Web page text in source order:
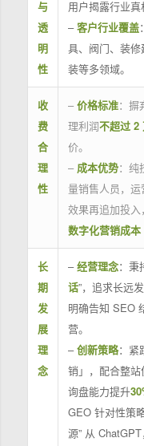
与
透
明
性
用户揭露行业真
–客户行业覆盖
具、阀门、装
装等多领域。
收
费
合
理
性
– 价格标准：摒
理利润不超过 2
价。
– 成本优势：纯
量销售人员，
效果再追加投
数字化营销成本
长
期
发
展
理
念
–经营理念：秉
话”，追求长远
明确告知 SEO
营。
–创新策略：紧
销」，配合整站
询盘能力提升
GEO 针对性策
源” 从